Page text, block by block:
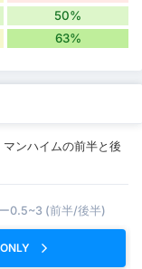
50%
63%
ンハイムの前半と後
0.5~3 (前半/後半)